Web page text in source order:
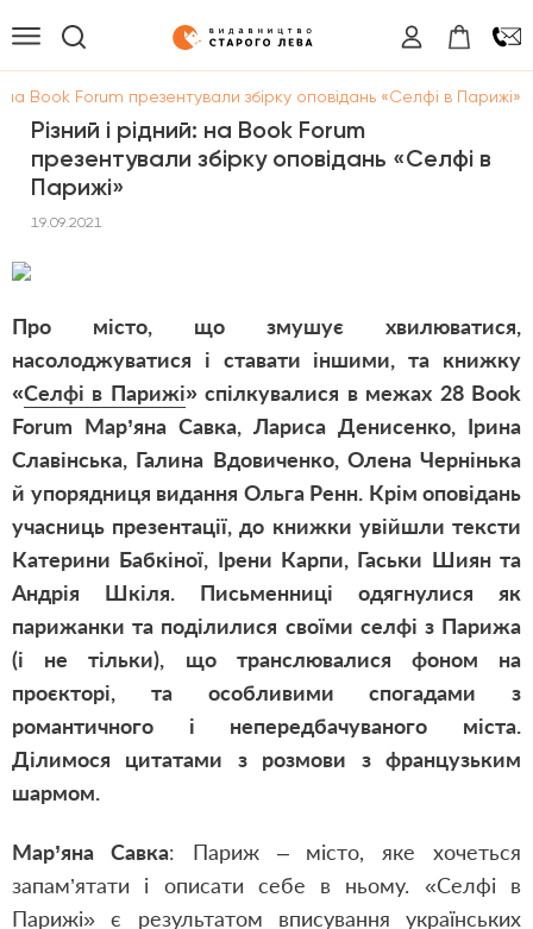
на Book Forum презентували збірку оповідань «Селфі в Парижі»
Різний і рідний: на Book Forum
презентували збірку оповідань «Селфі в
Парижі»
19.09.2021
Про місто, що змушує хвилюватися,
насолоджуватися і ставати іншими, та книжку
«Селфі в Парижі» спілкувалися в межах 28 Book
Forum Мар’яна Савка, Лариса Денисенко, Ірина
Славінська, Галина Вдовиченко, Олена Чернінька
й упорядниця видання Ольга Ренн. Крім оповідань
учасниць презентації, до книжки увійшли тексти
Катерини Бабкіної, Ірени Карпи, Гаськи Шиян та
Андрія Шкіля. Письменниці одягнулися як
парижанки та поділилися своїми селфі з Парижа
(і не тільки), що транслювалися фоном на
проєкторі, та особливими спогадами з
романтичного і непередбачуваного міста.
Ділимося цитатами з розмови з французьким
шармом.
Мар’яна Савка: Париж – місто, яке хочеться
запам’ятати і описати себе в ньому. «Селфі в
Парижі» є результатом вписування українських